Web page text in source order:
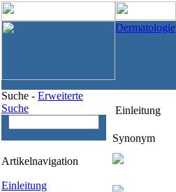
Dermatologie
Suche - Erweiterte
Suche
Artikelnavigation
Einleitung
Einleitung
Synonym